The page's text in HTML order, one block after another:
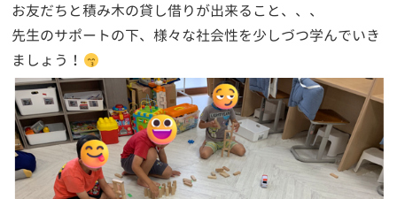
お友だちと積み木の貸し借りが出来ること、、、
先生のサポートの下、様々な社会性を少しづつ学んでいき
ましょう！